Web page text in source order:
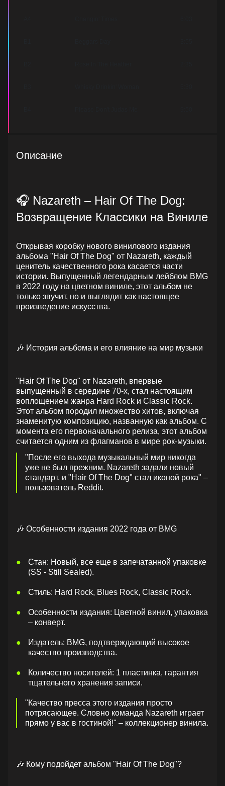
Описание
🎧 Nazareth – Hair Of The Dog:
Возвращение Классики на Виниле
Открывая коробку нового винилового издания
альбома "Hair Of The Dog" от Nazareth, каждый
ценитель качественного рока касается части
истории. Выпущенный легендарным лейблом BMG
в 2022 году на цветном виниле, этот альбом не
только звучит, но и выглядит как настоящее
произведение искусства.
🎶 История альбома и его влияние на мир музыки
"Hair Of The Dog" от Nazareth, впервые
выпущенный в середине 70-х, стал настоящим
воплощением жанра Hard Rock и Classic Rock.
Этот альбом породил множество хитов, включая
знаменитую композицию, названную как альбом. С
момента его первоначального релиза, этот альбом
считается одним из флагманов в мире рок-музыки.
"После его выхода музыкальный мир никогда
уже не был прежним. Nazareth задали новый
стандарт, и "Hair Of The Dog" стал иконой рока" –
пользователь Reddit.
🎶 Особенности издания 2022 года от BMG
Стан: Новый, все еще в запечатанной упаковке
(SS - Still Sealed).
Стиль: Hard Rock, Blues Rock, Classic Rock.
Особенности издания: Цветной винил, упаковка
– конверт.
Издатель: BMG, подтверждающий высокое
качество производства.
Количество носителей: 1 пластинка, гарантия
тщательного хранения записи.
"Качество пресса этого издания просто
потрясающее. Словно команда Nazareth играет
прямо у вас в гостиной!" – коллекционер винила.
🎶 Кому подойдет альбом "Hair Of The Dog"?